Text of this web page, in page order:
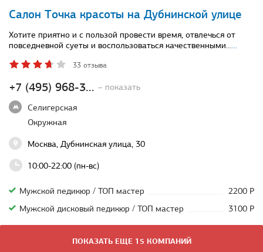
Салон Точка красоты на Дубнинской улице
+7 (495) 968-3... – показать
Селигерская
Окружная
Москва, Дубнинская улица, 30
10:00-22:00 (пн-вс)
Хотите приятно и с пользой провести время, отвлечься от
повседневной суеты и воспользоваться качественными…...
33 отзыва
Мужской педикюр / ТОП мастер
2200 Р
Мужской дисковый педикюр / ТОП мастер
3100 Р
ПОКАЗАТЬ ЕЩЕ 15 КОМПАНИЙ